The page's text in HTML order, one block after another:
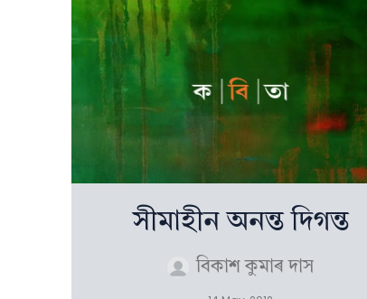
সীমাহীন অনন্ত দিগন্ত
বিকাশ কুমাৰ দাস